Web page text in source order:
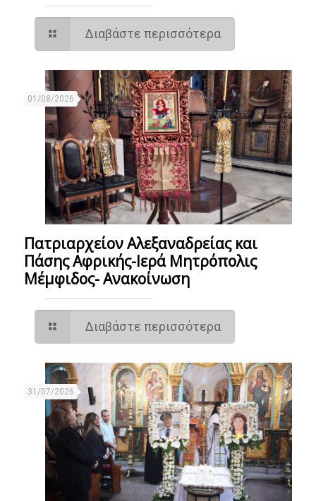
Διαβάστε περισσότερα
01/08/2026
Πατριαρχείον Αλεξαναδρείας και
Πάσης Αφρικής-Ιερά Μητρόπολις
Μέμφιδος- Ανακοίνωση
Διαβάστε περισσότερα
31/07/2026